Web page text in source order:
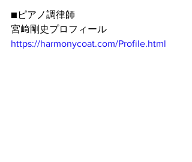
■ピアノ調律師
宮﨑剛史プロフィール
https://harmonycoat.com/Profile.html